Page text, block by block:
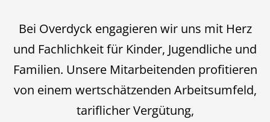
Bei Overdyck engagieren wir uns mit Herz
und Fachlichkeit für Kinder, Jugendliche und
Familien. Unsere Mitarbeitenden profitieren
von einem wertschätzenden Arbeitsumfeld,
tariflicher Vergütung,